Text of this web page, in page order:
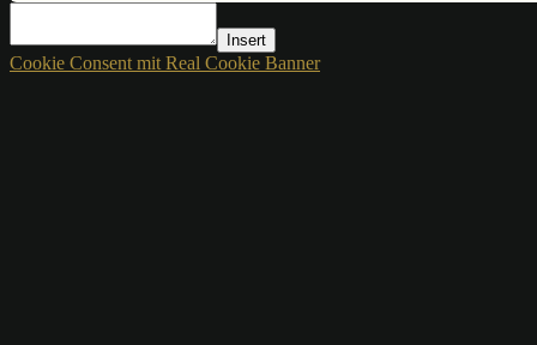
Insert
Cookie Consent mit Real Cookie Banner